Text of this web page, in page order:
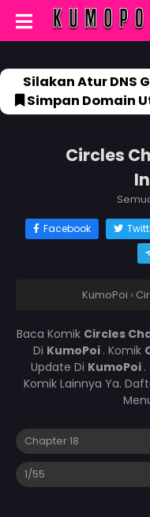
Silakan Atur DNS
Simpan Domain
Circles
Facebook
KumoPoi ›
Baca Komik Circles
Di KumoPoi . Komik
Update Di KumoPoi
Komik Lainnya Ya.